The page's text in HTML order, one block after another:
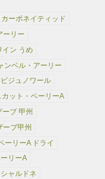
ーボネイティッド
ーリー
ン うめ
ンベル・アーリー
ジュノワール
ット・ベーリーA
ブ 甲州
ーブ甲州
ーリーA ドライ
リーA
ャルドネ